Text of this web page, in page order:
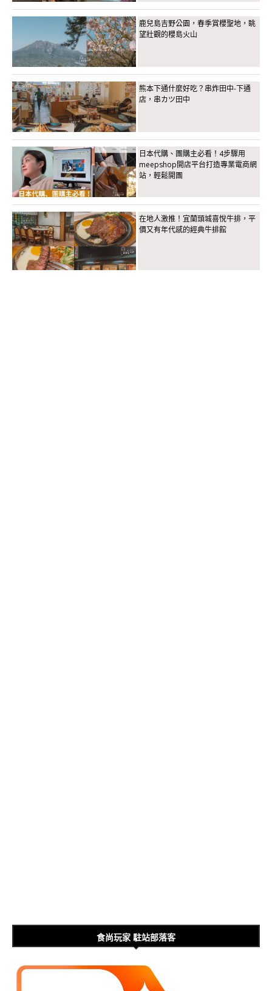
鹿兒島吉野公園，春季賞櫻聖地，眺
望壯觀的櫻島火山
熊本下通什麼好吃？串炸田中-下通
店，串カツ田中
日本代購、團購主必看！4步驟用
meepshop開店平台打造專業電商網
站，輕鬆開團
在地人激推！宜蘭頭城喜悅牛排，平
價又有年代感的經典牛排館
食尚玩家 駐站部落客